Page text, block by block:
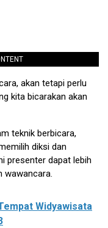
akan tetapi perlu
kita bicarakan akan
teknik berbicara,
diksi dan
presenter dapat lebih
wawancara.
Widyawisata